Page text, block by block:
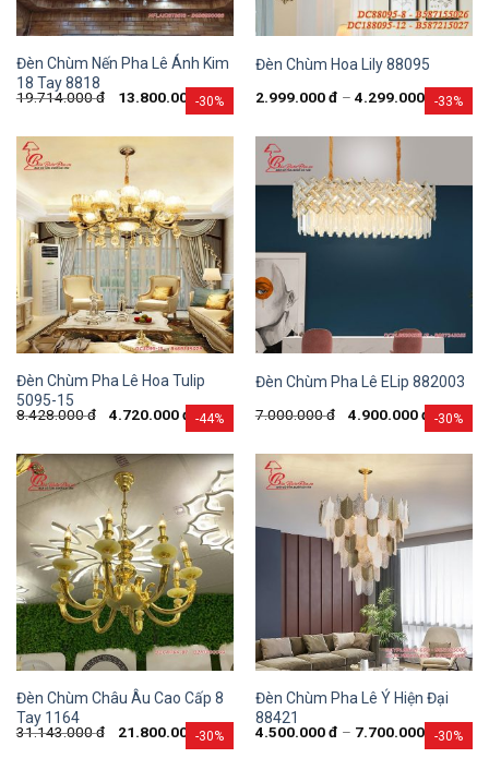
-30%
Đèn Chùm Nến Pha Lê Ánh Kim
18 Tay 8818
19.714.000đ 13.800.000 đ -33%
Đèn Chùm Hoa Lily 88095
2.999.000đ – 4.299.000
-44%
Đèn Chùm Pha Lê Hoa Tulip
5095-15
8.428.000đ 4.720.000đ -30%
Đèn Chùm Pha Lê ELip 882003
7.000.000đ 4.900.000đ
-30%
Đèn Chùm Châu Âu Cao Cấp 8
Tay 1164
31.143.000đ 21.800.000 đ -30%
Đèn Chùm Pha Lê Ý Hiện Đại
88421
4.500.000đ – 7.700.000